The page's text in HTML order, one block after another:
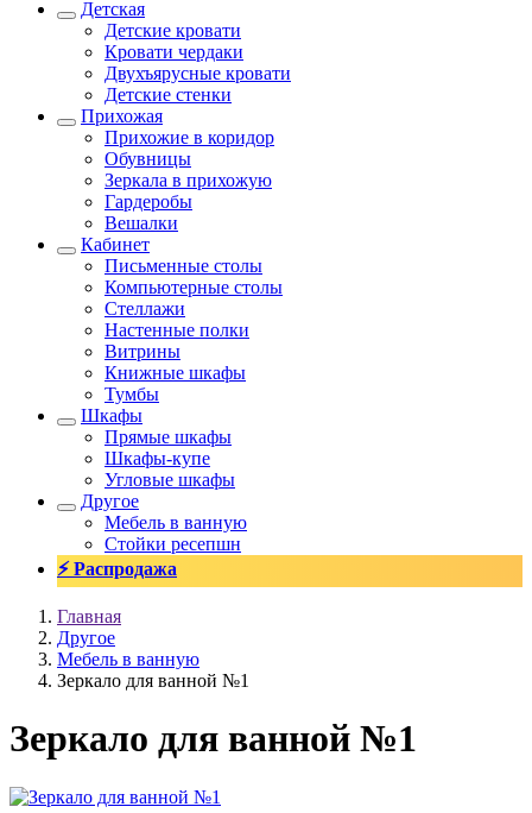
Детская
Детские кровати
Кровати чердаки
Двухъярусные кровати
Детские стенки
Прихожая
Прихожие в коридор
Обувницы
Зеркала в прихожую
Гардеробы
Вешалки
Кабинет
Письменные столы
Компьютерные столы
Стеллажи
Настенные полки
Витрины
Книжные шкафы
Тумбы
Шкафы
Прямые шкафы
Шкафы-купе
Угловые шкафы
Другое
Мебель в ванную
Стойки ресепшн
⚡ Распродажа
Главная
Другое
Мебель в ванную
Зеркало для ванной №1
Зеркало для ванной №1